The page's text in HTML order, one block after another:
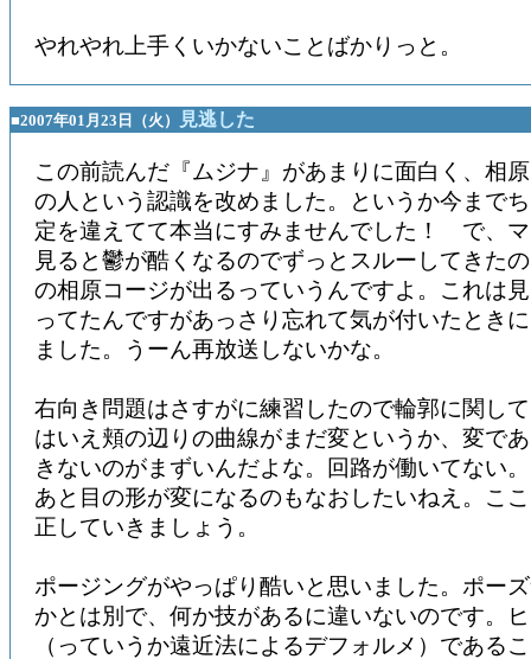
やれやれ上手くいかないことばかりっと。
■2007年01月23日（火） 見逃した
この前読んだ『ムジナ』があまりに面白く、相
の人という認識を改めました。というか今まで
定を違えてて本当にすみませんでした！ で、
見ると鬱が酷くなるのでずっとスルーしてきた
の相原コージが出るっていうんですよ。これは
ってたんですがあっさり忘れて気が付いたとき
ました。うーん再放送しないかな。
右向き問題はさすがに練習したので輪郭に関し
はいえ頬の辺りの曲線がまだ変というか、変で
きないのがまずいんだよな。回路が働いてな
あと目の形が変になるのもなおしたいねえ。こ
正していきましょう。
ポージングがやっぱり酷いと思いました。ポー
かとは別で、何か技があるに違いないのです。
（っていうか遠近法によるデフォルメ）である